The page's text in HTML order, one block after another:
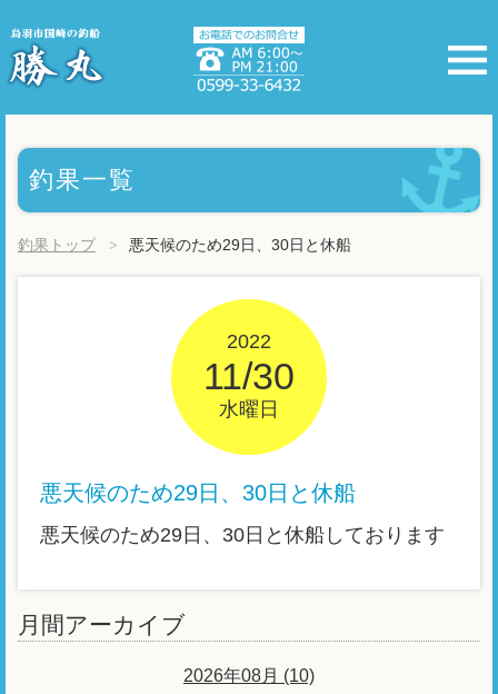
釣果一覧
釣果トップ 悪天候のため29日、30日と休船
2022
11/30
水曜日
悪天候のため29日、30日と休船
悪天候のため29日、30日と休船しております
月間アーカイブ
2026年08月 (10)